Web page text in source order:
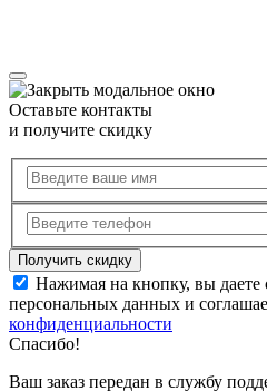
Оставьте контакты
и получите скидку
Нажимая на кнопку, вы даете
персональных данных и
конфиденциальности
Спасибо!
Ваш заказ передан в службу